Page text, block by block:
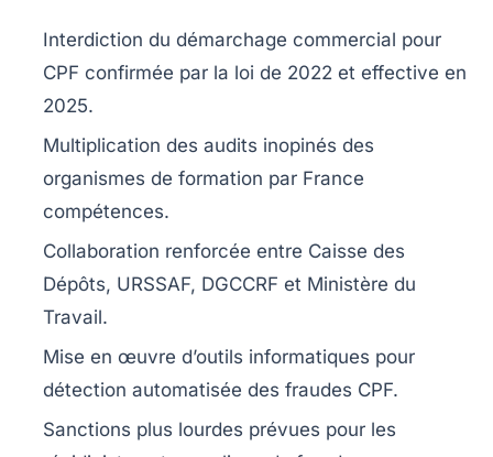
Interdiction du démarchage commercial pour
CPF confirmée par la loi de 2022 et effective en
2025.
Multiplication des audits inopinés des
organismes de formation par France
compétences.
Collaboration renforcée entre Caisse des
Dépôts, URSSAF, DGCCRF et Ministère du
Travail.
Mise en œuvre d’outils informatiques pour
détection automatisée des fraudes CPF.
Sanctions plus lourdes prévues pour les